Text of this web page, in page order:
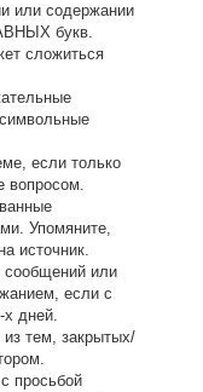
или содержании
букв.
сложиться
если только
вопросом.
Упомяните,
источник.
или
если с
дней.
тем, закpытых/
просьбой